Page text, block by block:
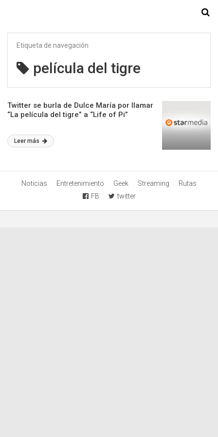
Etiqueta de navegación
película del tigre
Twitter se burla de Dulce María por llamar
“La película del tigre” a “Life of Pi”
Leer más
Noticias Entretenimiento Geek Streaming
Rutas
FB
twitter